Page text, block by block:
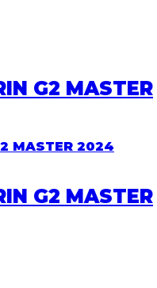
G2 MASTER
G2 MASTER